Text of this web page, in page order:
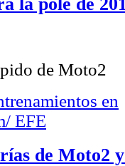
la pole de
de Moto2
de Moto2